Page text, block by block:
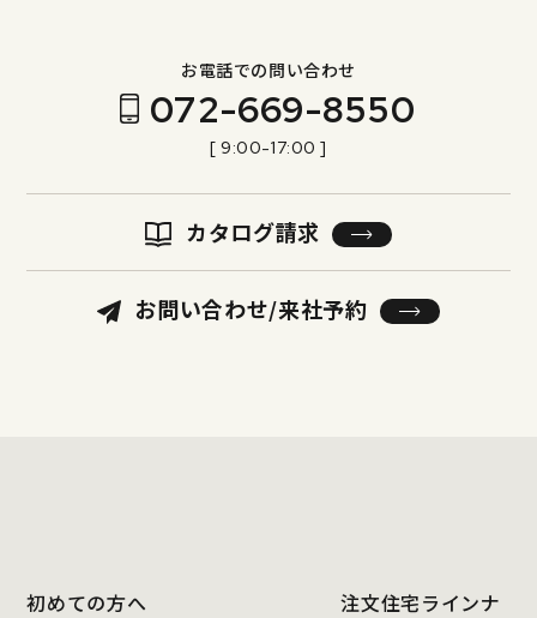
お電話での問い合わせ
072-669-8550
[ 9:00-17:00 ]
カタログ請求
お問い合わせ/来社予約
初めての方へ
注文住宅ラインナ